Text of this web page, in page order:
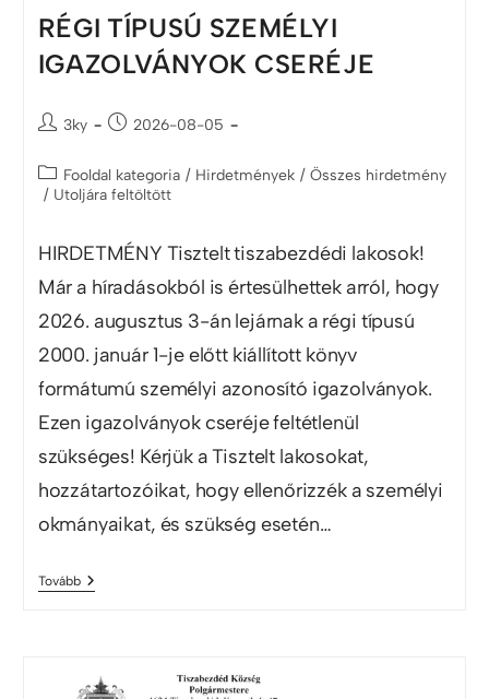
RÉGI TÍPUSÚ SZEMÉLYI
IGAZOLVÁNYOK CSERÉJE
3ky 2026-08-05
Fooldal kategoria / Hirdetmények / Összes hirdetmény
/ Utoljára feltöltött
HIRDETMÉNY Tisztelt tiszabezdédi lakosok!
Már a híradásokból is értesülhettek arról, hogy
2026. augusztus 3-án lejárnak a régi típusú
2000. január 1-je előtt kiállított könyv
formátumú személyi azonosító igazolványok.
Ezen igazolványok cseréje feltétlenül
szükséges! Kérjük a Tisztelt lakosokat,
hozzátartozóikat, hogy ellenőrizzék a személyi
okmányaikat, és szükség esetén…
Tovább